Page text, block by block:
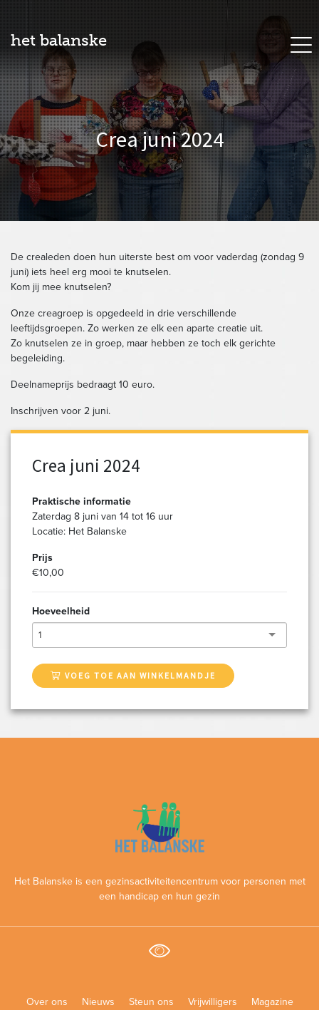
het balanske
Crea juni 2024
De crealeden doen hun uiterste best om voor vaderdag (zondag 9
juni) iets heel erg mooi te knutselen.
Kom jij mee knutselen?
Onze creagroep is opgedeeld in drie verschillende
leeftijdsgroepen. Zo werken ze elk een aparte creatie uit.
Zo knutselen ze in groep, maar hebben ze toch elk gerichte
begeleiding.
Deelnameprijs bedraagt 10 euro.
Inschrijven voor 2 juni.
Crea juni 2024
Praktische informatie
Zaterdag 8 juni van 14 tot 16 uur
Locatie: Het Balanske
Prijs
€10,00
Hoeveelheid
1
VOEG TOE AAN WINKELMANDJE
Het Balanske is een gezinsactiviteitencentrum voor personen met
een handicap en hun gezin
Over ons Nieuws Steun ons Vrijwilligers Magazine